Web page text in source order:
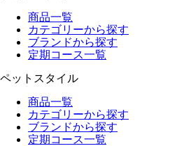
商品一覧
カテゴリーから探す
ブランドから探す
定期コース一覧
ペットスタイル
商品一覧
カテゴリーから探す
ブランドから探す
定期コース一覧